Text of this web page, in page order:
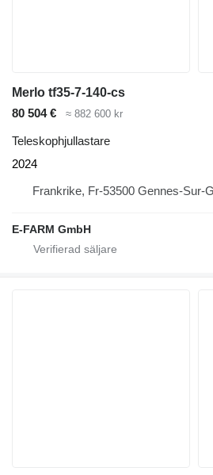
Merlo tf35-7-140-cs
80 504 €
≈ 882 600 kr
Teleskophjullastare
2024
Frankrike, Fr-53500 Gennes-Sur-
E-FARM GmbH